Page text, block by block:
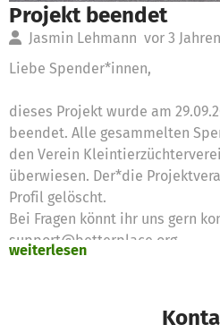
Projekt beendet
Jasmin Lehmann vor 3 Jahren
Liebe Spender*innen,
dieses Projekt wurde am
beendet. Alle gesammelten
den Verein
überwiesen. Der*die
Profil gelöscht.
Bei Fragen könnt ihr uns gern
support@betterplace.org.
weiterlesen